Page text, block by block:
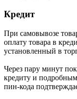
Кредит
При самовывозе
оплату товара в
установленный в
Через пару минут
кредиту и
пин-кода